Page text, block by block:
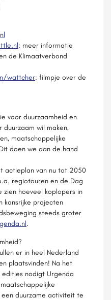
: meer informatie
de Klimaatverbond
wattcher: filmpje over de
voor duurzaamheid en
duurzaam wil maken,
maatschappelijke
doen we aan de hand
actieplan van nu tot 2050
regiotouren en de Dag
zien hoeveel koplopers in
kansrijke projecten
steeds groter
.
er in heel Nederland
plaatsvinden! Na het
nodigt Urgenda
duurzame activiteit te